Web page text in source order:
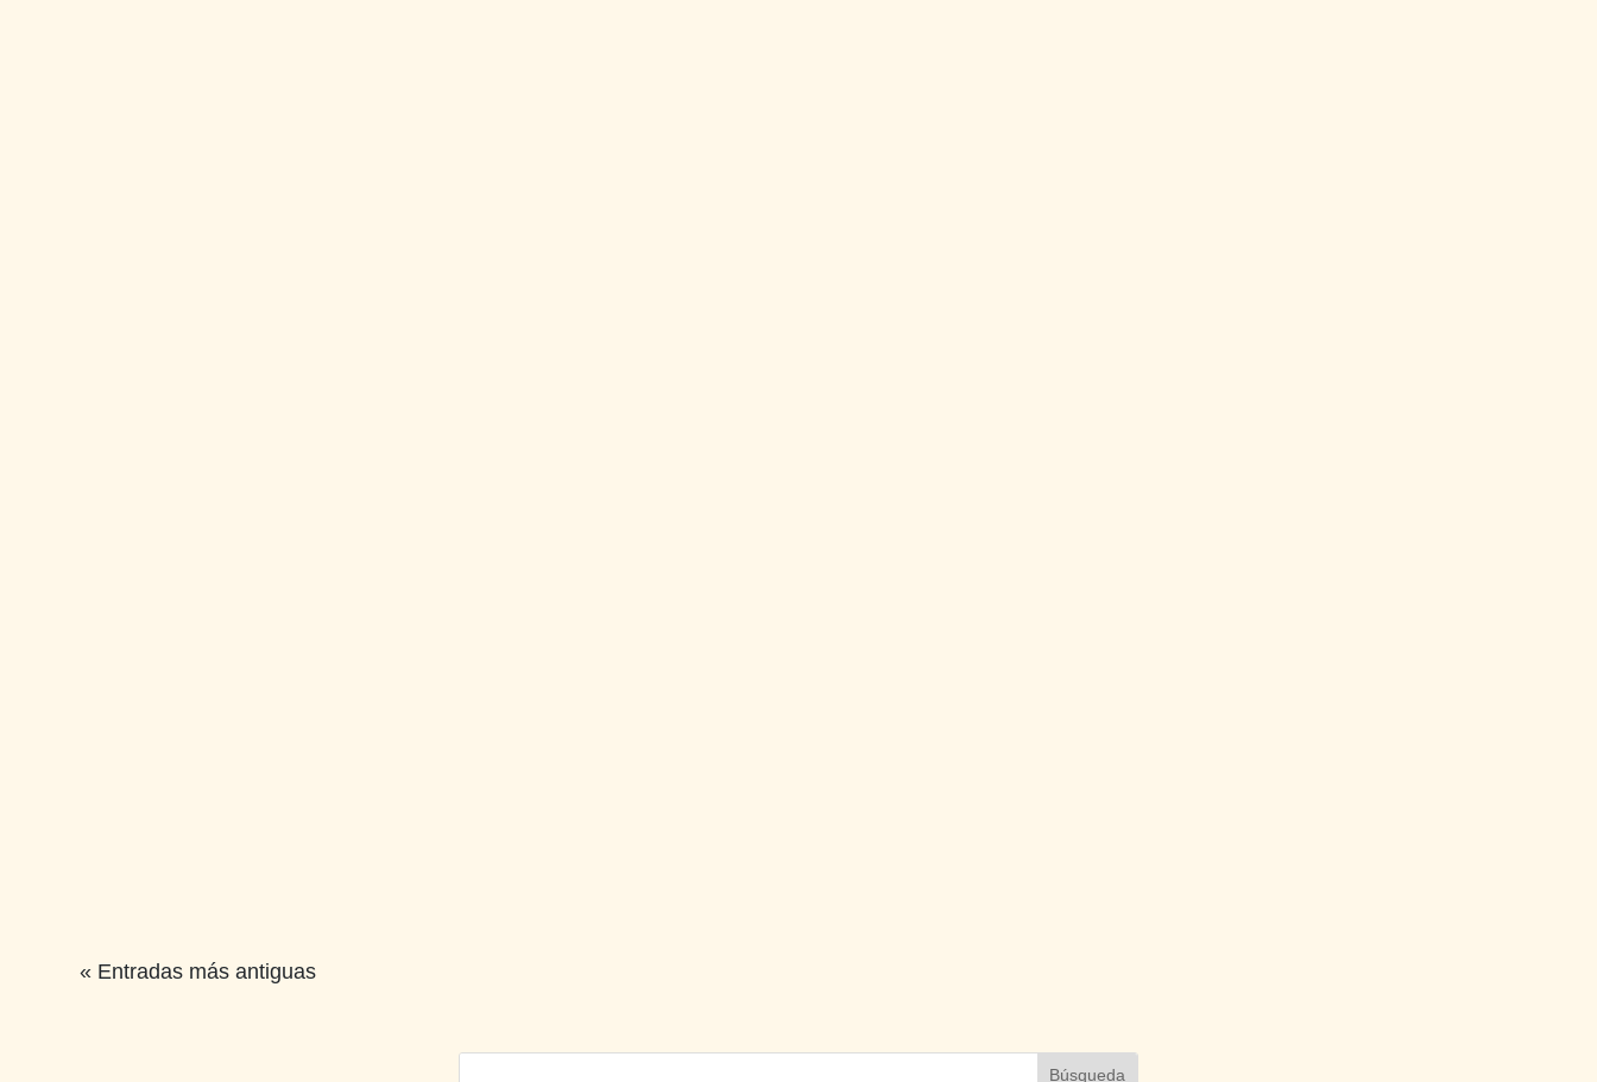
« Entradas más antiguas